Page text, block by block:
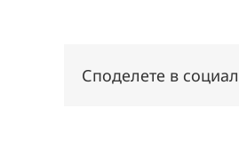
Споделете в